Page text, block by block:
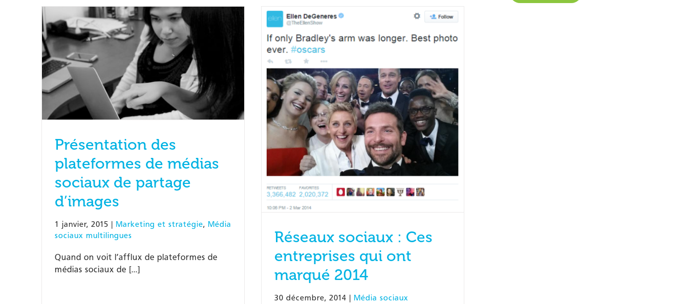
Présentation des
plateformes de médias
sociaux de partage
d’images
1 janvier, 2015 Marketing et stratégie, Média
sociaux multilingues
Quand on voit l’afflux de plateformes de
médias sociaux de [...]
Réseaux sociaux : Ces
entreprises qui ont
marqué 2014
30 décembre, 2014
Média sociaux